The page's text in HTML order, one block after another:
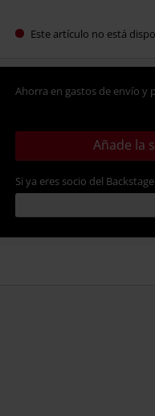
Este artículo no está
Ahorra en gastos de envío y
Añade la
Si ya eres socio del